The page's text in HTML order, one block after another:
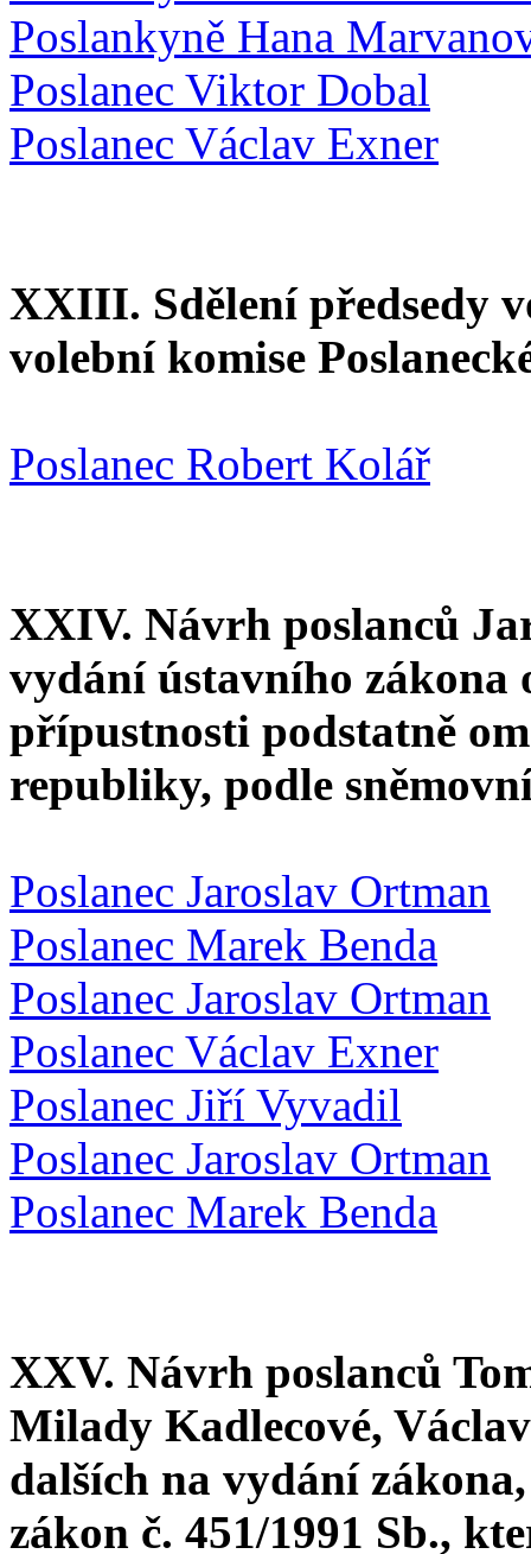
Poslankyně Hana
Poslanec Viktor Dobal
Poslanec Václav Exner
XXIII. Sdělení předsedy
volební komise
Poslanec Robert Kolář
XXIV. Návrh poslanců
vydání ústavního zákona
přípustnosti podstatně
republiky, podle
Poslanec Jaroslav Ortman
Poslanec Marek Benda
Poslanec Jaroslav Ortman
Poslanec Václav Exner
Poslanec Jiří Vyvadil
Poslanec Jaroslav Ortman
Poslanec Marek Benda
XXV. Návrh poslanců
Milady Kadlecové,
dalších na vydání
zákon č. 451/1991 Sb.,